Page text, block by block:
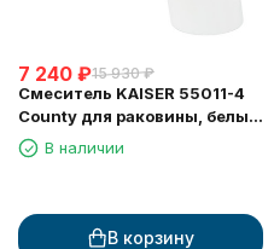
7 240 ₽15 930 ₽
Смеситель KAISER 55011-4
County для раковины, белый
матовый
В наличии
В корзину